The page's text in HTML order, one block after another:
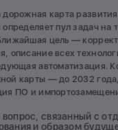
карта
пул задач на
цель —
описание всех
автоматизация.
карты — до 2032
ПО и
связанный с
и образом